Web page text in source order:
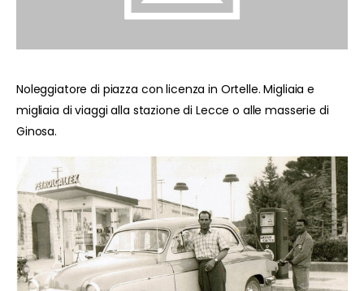
Noleggiatore di piazza con licenza in Ortelle. Migliaia e
migliaia di viaggi alla stazione di Lecce o alle masserie di
Ginosa.